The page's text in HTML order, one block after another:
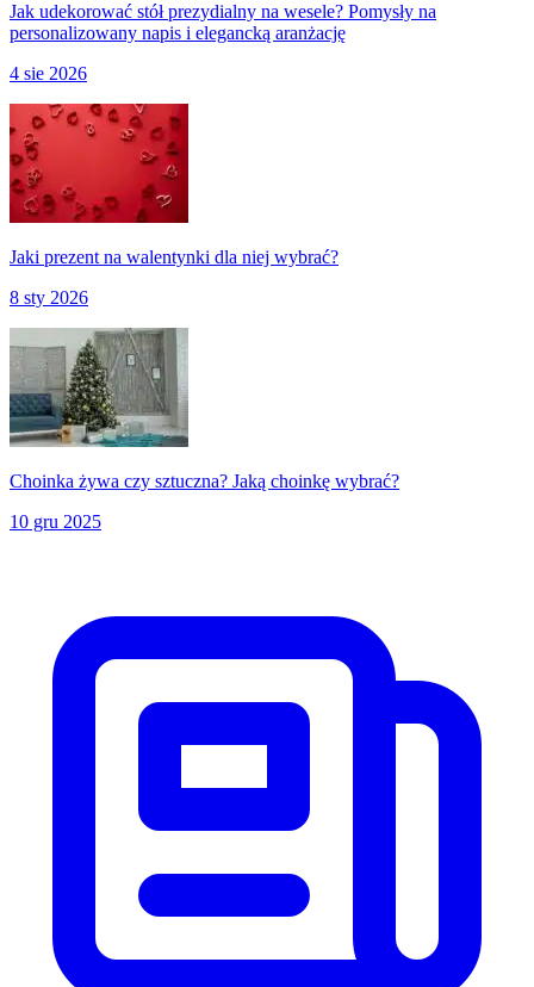
Jak udekorować stół prezydialny na wesele? Pomysły na
personalizowany napis i elegancką aranżację
4 sie 2026
Jaki prezent na walentynki dla niej wybrać?
8 sty 2026
Choinka żywa czy sztuczna? Jaką choinkę wybrać?
10 gru 2025